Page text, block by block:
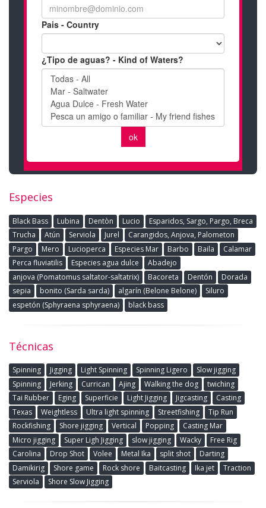
Especies
Black Bass Lubina Dentòn Lucio
Esparidos, Sargo, Pargo, Breca
Trucha
Atún Serviola Jurel
Carangidos, Anjova, Palometon
Pargo
Mero Lucioperca Especies Mar Barbo Baila
Calamar
Perca fluviatilis
Especies agua dulce
Abadejo
anjova (Pomatomus saltator-saltatrix)
Bacoreta Dentón
Dorada
sepia
bonito (Sarda sarda) algarín (Belone Belone)
Siluro
espetón (Sphyraena sphyraena)
black bass
Técnicas
Spinning Jigging Light Spinning Spinning Ligero
Slow jigging
Spinning
Jerking Currican Ajing Walking the dog
twiching
Tai Rubber
Eging Superficie Light Jigging Jigcasting
Casting
Texas
Weightless Ultra light spinning Streetfishing
Tip Run
Rockfishing
Shore jigging Vertical Popping
Casting Mar
Micro jigging
Super Ligh Jigging slow jigging Wacky
Free Rig
Carolina
Drop Shot Volee Metal Ika split shot
Darting
Damikirig
Shore game Rock shore Baitcasting Ika jet
Traction
Serviola
Shore Slow Jigging